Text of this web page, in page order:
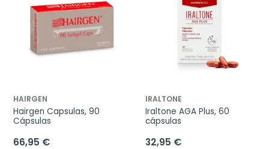
HAIRGEN
Hairgen Capsulas, 90
Cápsulas
66,95 €
IRALTONE
Iraltone AGA Plus, 60
cápsulas
32,95 €